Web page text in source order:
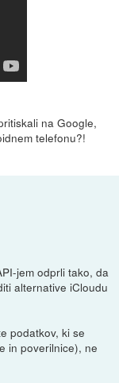
na Google,
telefonu?!
jem odprli tako, da
alternative iCloudu
podatkov, ki se
in poverilnice), ne